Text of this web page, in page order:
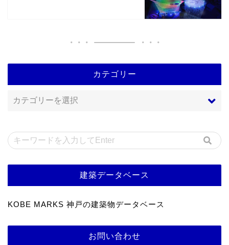
カテゴリー
建築データベース
KOBE MARKS 神戸の建築物データベース
お問い合わせ